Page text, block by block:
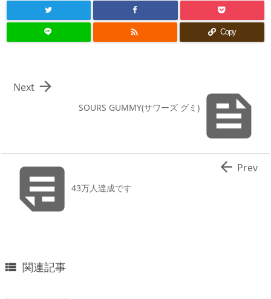
 Copy

SOURS GUMMY(サワーズ グミ)

Next
43万人達成です
 Prev
 関連記事